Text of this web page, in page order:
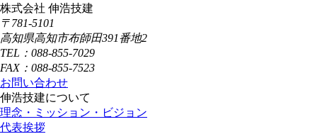
株式会社 伸浩技建
〒781-5101
高知県高知市布師田391番地2
TEL：088-855-7029
FAX：088-855-7523
お問い合わせ
伸浩技建について
理念・ミッション・ビジョン
代表挨拶